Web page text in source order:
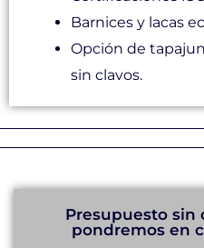
Barnices y lacas
Opción de
sin clavos.
Presupuesto sin
pondremos en